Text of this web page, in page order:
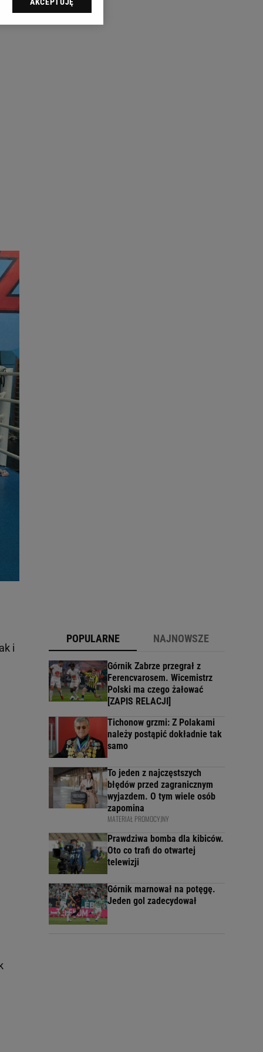
i
POPULARNE NAJNOWSZE
Górnik Zabrze przegrał z
Ferencvarosem. Wicemistrz
Polski ma czego żałować
[ZAPIS RELACJI]
Tichonow grzmi: Z Polakami
należy postąpić dokładnie tak
samo
To jeden z najczęstszych
błędów przed zagranicznym
wyjazdem. O tym wiele osób
zapomina
MATERIAŁ PROMOCYJNY
Prawdziwa bomba dla kibiców.
Oto co trafi do otwartej
telewizji
Górnik marnował na potęgę.
Jeden gol zadecydował
sp. z o.o., jej
swoje preferencje
celów identyfikacji.
reklam i treści,